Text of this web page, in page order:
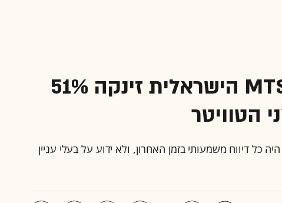
עשתה גיימסטופ? מניית MTS הישראלית זינקה 51%
הטוויטר
כל דיווח משמעותי בזמן האחרון, ולא ידוע על בעלי עניין